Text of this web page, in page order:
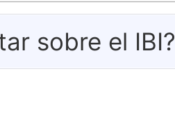
sobre el IBI?